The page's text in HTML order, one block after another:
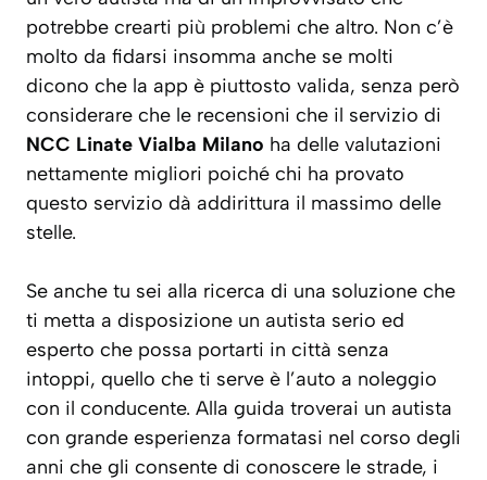
potrebbe crearti più problemi che altro. Non c’è
molto da fidarsi insomma anche se molti
dicono che la app è piuttosto valida, senza però
considerare che le recensioni che il servizio di
NCC Linate Vialba Milano ha delle valutazioni
nettamente migliori poiché chi ha provato
questo servizio dà addirittura il massimo delle
stelle.
Se anche tu sei alla ricerca di una soluzione che
ti metta a disposizione un autista serio ed
esperto che possa portarti in città senza
intoppi, quello che ti serve è l’auto a noleggio
con il conducente. Alla guida troverai un autista
con grande esperienza formatasi nel corso degli
anni che gli consente di conoscere le strade, i